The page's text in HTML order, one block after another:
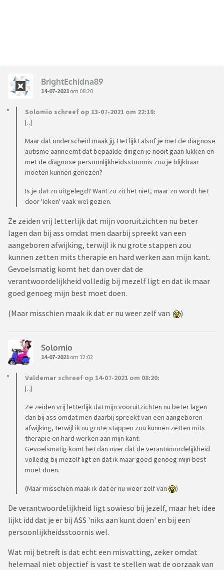
BrightEchidna89
14-07-2021 om 08:20
Solomio schreef op 13-07-2021 om 22:18:
[..]
Maar dat onderscheid maak jij. Het lijkt alsof je met de diagnose
autisme aanneemt dat bepaalde dingen je nooit gaan lukken en
met de diagnose persoonlijkheidsstoornis zou je blijkbaar
moeten kunnen genezen?
Is je dat zo uitgelegd? Want zo zit het niet, maar zo wordt het
door 'leken' vaak wel gezien.
Ze zeiden vrij letterlijk dat mijn vooruitzichten nu beter
lagen dan bij ass omdat men daarbij spreekt van een
aangeboren afwijking, terwijl ik nu grote stappen zou
kunnen zetten mits therapie en hard werken aan mijn kant.
Gevoelsmatig komt het dan over dat de
verantwoordelijkheid volledig bij mezelf ligt en dat ik maar
goed genoeg mijn best moet doen.
(Maar misschien maak ik dat er nu weer zelf van
)
Solomio
14-07-2021 om 12:02
Valdemar schreef op 14-07-2021 om 08:20:
[..]
Ze zeiden vrij letterlijk dat mijn vooruitzichten nu beter lagen
dan bij ass omdat men daarbij spreekt van een aangeboren
afwijking, terwijl ik nu grote stappen zou kunnen zetten mits
therapie en hard werken aan mijn kant.
Gevoelsmatig komt het dan over dat de verantwoordelijkheid
volledig bij mezelf ligt en dat ik maar goed genoeg mijn best
moet doen.
(Maar misschien maak ik dat er nu weer zelf van )
De verantwoordelijkheid ligt sowieso bij jezelf, maar het idee
lijkt idd dat je er bij ASS 'niks aan kunt doen' en bij een
persoonlijkheidsstoornis wel.
Wat mij betreft is dat echt een misvatting, zeker omdat
helemaal niet objectief is vast te stellen wat de oorzaak van